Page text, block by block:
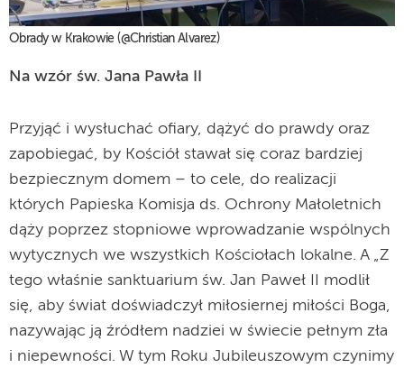
Obrady w Krakowie (@Christian Alvarez)
Na wzór św. Jana Pawła II
Przyjąć i wysłuchać ofiary, dążyć do prawdy oraz
zapobiegać, by Kościół stawał się coraz bardziej
bezpiecznym domem – to cele, do realizacji
których Papieska Komisja ds. Ochrony Małoletnich
dąży poprzez stopniowe wprowadzanie wspólnych
wytycznych we wszystkich Kościołach lokalne. A „Z
tego właśnie sanktuarium św. Jan Paweł II modlił
się, aby świat doświadczył miłosiernej miłości Boga,
nazywając ją źródłem nadziei w świecie pełnym zła
i niepewności. W tym Roku Jubileuszowym czynimy